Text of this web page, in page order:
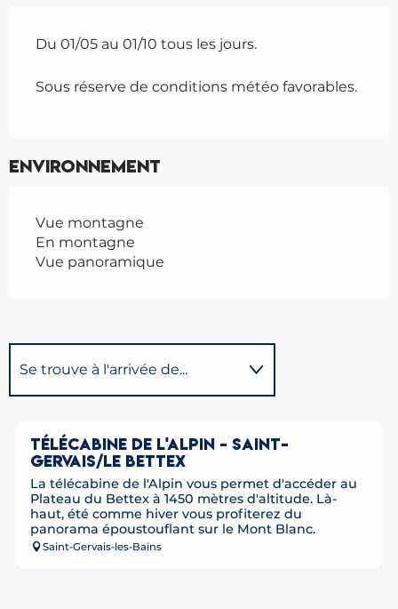
Du 01/05 au 01/10 tous les jours.
Sous réserve de conditions météo favorables.
Environnement
Vue montagne
En montagne
Vue panoramique
Se trouve à l'arrivée de...
Possède comme étape ...
TÉLÉCABINE DE L'ALPIN - SAINT-
GERVAIS/LE BETTEX
La télécabine de l'Alpin vous permet d'accéder au
Plateau du Bettex à 1450 mètres d'altitude. Là-
haut, été comme hiver vous profiterez du
panorama époustouflant sur le Mont Blanc.
Saint-Gervais-les-Bains